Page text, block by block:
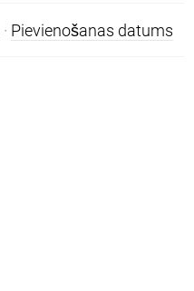
· Pievienošanas datums